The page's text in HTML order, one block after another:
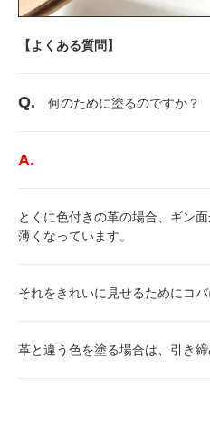
【よくある質問】
Q. 何のために塗るのですか？
A.
とくに色付きの革の場合、ギン
薄くなっています。
それをきれいに見せるためにコバ
革と違う色を塗る場合は、引き